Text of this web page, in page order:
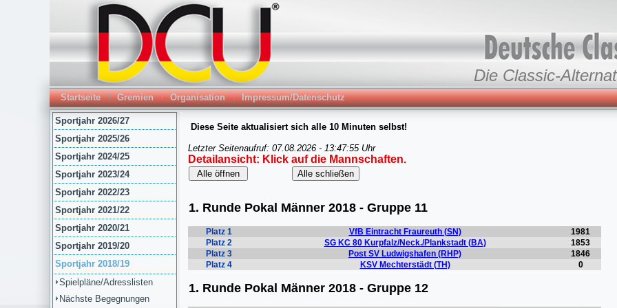
Die Classic-
Startseite Gremien Organisation Impressum/Datenschutz
Sportjahr 2026/27
Sportjahr 2025/26
Sportjahr 2024/25
Sportjahr 2023/24
Sportjahr 2022/23
Sportjahr 2021/22
Sportjahr 2020/21
Sportjahr 2019/20
Sportjahr 2018/19
Spielpläne/Adresslisten
Nächste Begegnungen